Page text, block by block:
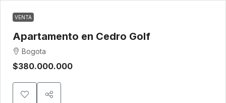
VENTA
Apartamento en Cedro Golf
Bogota
$380.000.000